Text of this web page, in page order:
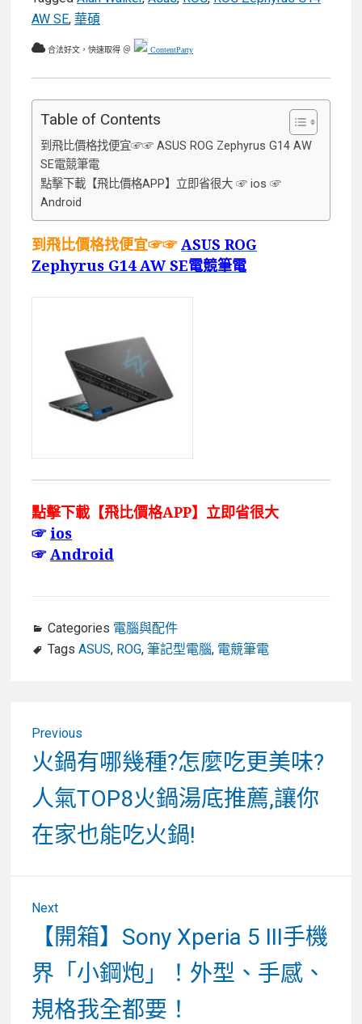
AW SE, 華碩
合法好文，快速取得 ＠ ContentParty
Table of Contents
到飛比價格找便宜☞☞ ASUS ROG Zephyrus G14 AW
SE電競筆電
點擊下載【飛比價格APP】立即省很大 ☞ ios ☞
Android
到飛比價格找便宜☞☞ ASUS ROG
Zephyrus G14 AW SE電競筆電
點擊下載【飛比價格APP】立即省很大
☞ios
☞Android
Categories 電腦與配件
Tags ASUS, ROG, 筆記型電腦, 電競筆電
Previous
Previous
post:
火鍋有哪幾種?怎麼吃更美味?
人氣TOP8火鍋湯底推薦,讓你
在家也能吃火鍋!
Next
Next
post:
【開箱】Sony Xperia 5 III手機
界「小鋼炮」！外型、手感、
規格我全都要！